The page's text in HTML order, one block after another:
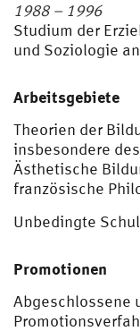
1988 – 1996
Studium der
und Soziologie
Arbeitsgebiete
Theorien der
insbesondere
Ästhetische
französische
Unbedingte
Promotionen
Abgeschlossene